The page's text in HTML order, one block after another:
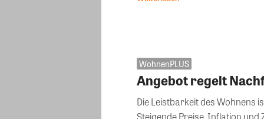
WohnenPLUS
Angebot regelt
Die Leistbarkeit des Wohnens